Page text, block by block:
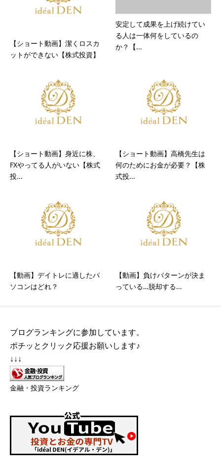
【ショート動画】潔くロスカ
ットができない【株式投資】
安定して成果を上げ続けてい
る人は一体何をしているの
か？【...
【ショート動画】身近に株、
FXやってる人がいない【株式
投...
【ショート動画】高橋先生は
何のためにお金が必要？【株
式投...
【動画】デイトレに適したパ
ソコンはどれ？
【動画】負けパターンが決ま
っている…脱却する...
ブログランキングに参加しています。
ポチッとクリック応援お願いします♪
↓↓↓
金融・投資ランキング